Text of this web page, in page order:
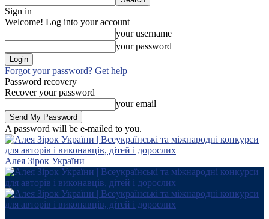
Sign in
Welcome! Log into your account
your username
your password
Forgot your password? Get help
Password recovery
Recover your password
your email
A password will be e-mailed to you.
Алея Зірок України